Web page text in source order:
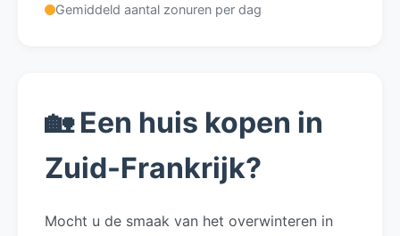
Gemiddeld aantal zonuren per dag
🏡 Een huis kopen in
Zuid-Frankrijk?
Mocht u de smaak van het overwinteren in